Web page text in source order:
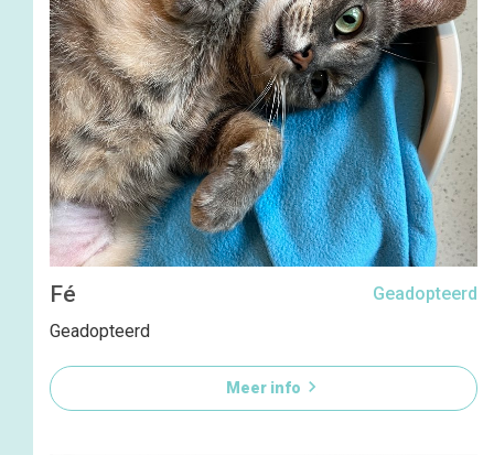
Fé
Geadopteerd
Geadopteerd
Meer info 